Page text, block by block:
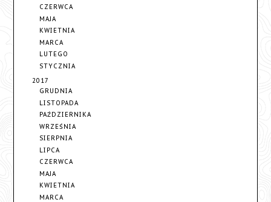
CZERWCA
MAJA
KWIETNIA
MARCA
LUTEGO
STYCZNIA
2017
GRUDNIA
LISTOPADA
PAŹDZIERNIKA
WRZEŚNIA
SIERPNIA
LIPCA
CZERWCA
MAJA
KWIETNIA
MARCA